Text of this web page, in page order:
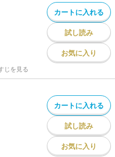
カートに入れる
試し読み
お気に入り
じを見る
カートに入れる
試し読み
お気に入り